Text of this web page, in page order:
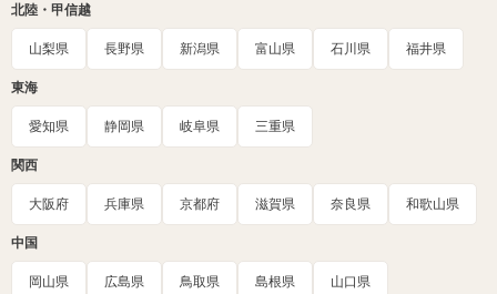
北陸・甲信越
山梨県 長野県 新潟県 富山県 石川県 福井県
東海
愛知県 静岡県 岐阜県 三重県
関西
大阪府 兵庫県 京都府 滋賀県 奈良県 和歌山県
中国
岡山県 広島県 鳥取県 島根県 山口県